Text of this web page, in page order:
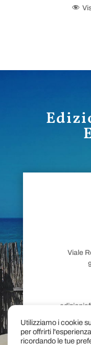
Viale
Utilizziamo i cookie
per offrirti
ricordando le tue